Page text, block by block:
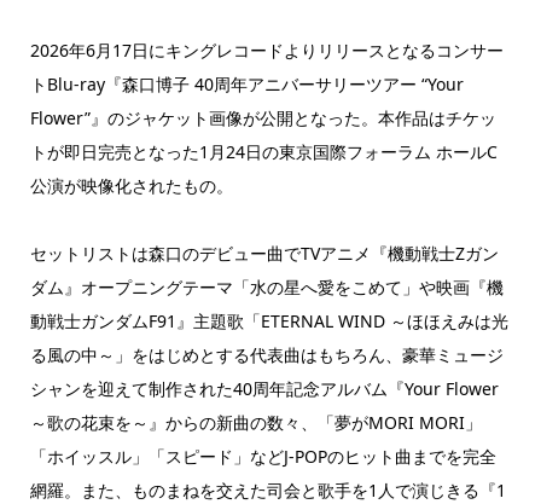
2026年6月17日にキングレコードよりリリースとなるコンサー
トBlu-ray『森口博子 40周年アニバーサリーツアー “Your
Flower”』のジャケット画像が公開となった。本作品はチケッ
トが即日完売となった1月24日の東京国際フォーラム ホールC
公演が映像化されたもの。
セットリストは森口のデビュー曲でTVアニメ『機動戦士Zガン
ダム』オープニングテーマ「水の星へ愛をこめて」や映画『機
動戦士ガンダムF91』主題歌「ETERNAL WIND ～ほほえみは光
る風の中～」をはじめとする代表曲はもちろん、豪華ミュージ
シャンを迎えて制作された40周年記念アルバム『Your Flower
～歌の花束を～』からの新曲の数々、「夢がMORI MORI」
「ホイッスル」「スピード」などJ-POPのヒット曲までを完全
網羅。また、ものまねを交えた司会と歌手を1人で演じきる『1